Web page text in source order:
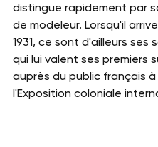
distingue rapidement par
de modeleur. Lorsqu'il
1931, ce sont d'ailleurs ses
qui lui valent ses premiers
auprès du public français à
l'Exposition coloniale